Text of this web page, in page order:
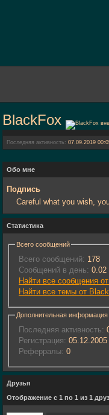
BlackFox
Последняя активность: 07.09.2019
Обо мне
Подпись
Careful what you wish,
Статистика
Всего сообщений
Всего сообщений: 178
Сообщений в день: 0.02
Найти все сообщения
Найти все темы от
Дополнительная информация
Последняя активность:
Регистрация: 05.12.2005
Реферралы: 0
Друзья
Отображение с 1 по 1 из 1